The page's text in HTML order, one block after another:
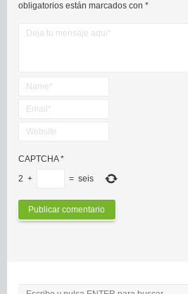
obligatorios están marcados con *
CAPTCHA*
2 + = seis